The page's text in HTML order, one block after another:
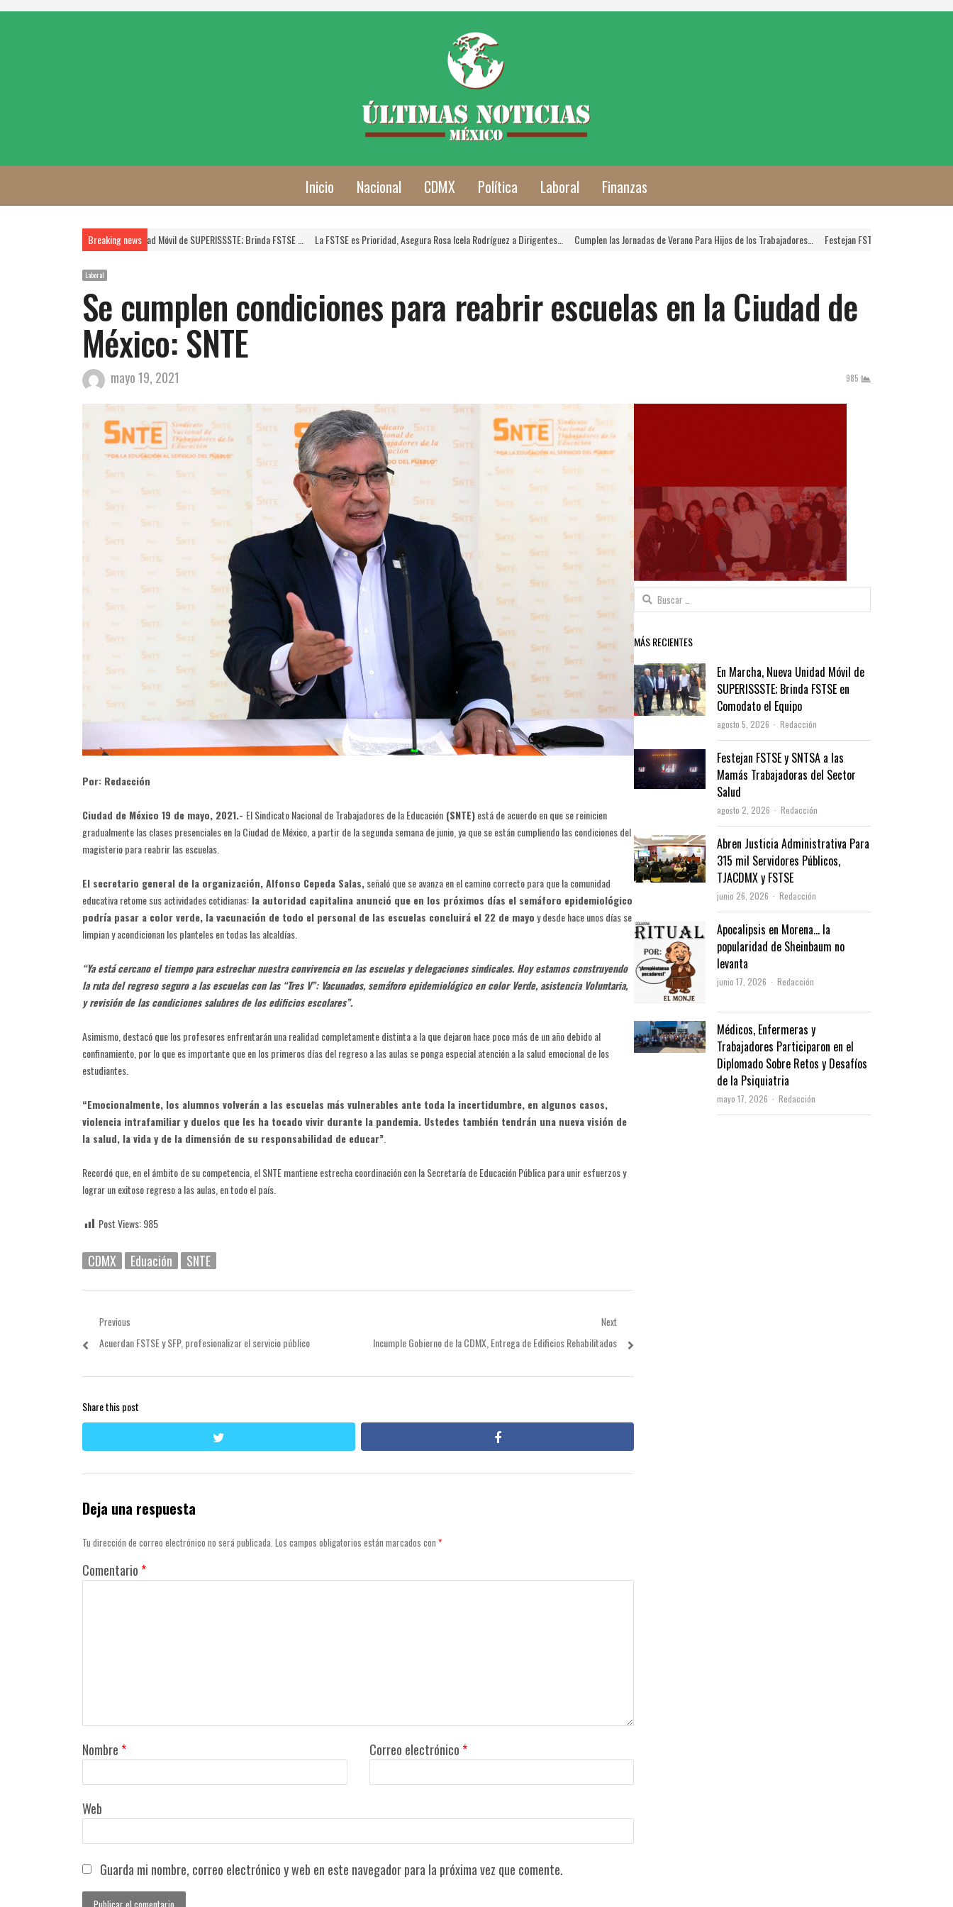
Inicio Nacional CDMX Política Laboral Finanzas
Breaking news
En Marcha, Nueva Unidad Móvil de SUPERISSSTE; Brinda FSTSE … La FSTSE es Prioridad, Asegura Rosa Icela Rodríguez a Dirigentes… Cumplen las Jornadas de Verano Para Hijos de los Trabajadores… Festejan FSTSE y SNTSA a las Mamás
Laboral
Se cumplen condiciones para reabrir escuelas en la Ciudad de
México: SNTE
mayo 19, 2021 985
Por: Redacción
Ciudad de México 19 de mayo, 2021.- El Sindicato Nacional de Trabajadores de la Educación (SNTE)está de acuerdo en que se reinicien
gradualmente las clases presenciales en la Ciudad de México, a partir de la segunda semana de junio, ya que se están cumpliendo las condiciones del
magisterio para reabrir las escuelas.
El secretario general de la organización, Alfonso Cepeda Salas,señaló que se avanza en el camino correcto para que la comunidad
educativa retome sus actividades cotidianas: la autoridad capitalina anunció que en los próximos días el semáforo epidemiológico
podría pasar a color verde, la vacunación de todo el personal de las escuelas concluirá el 22 de mayoy desde hace unos días se
limpian y acondicionan los planteles en todas las alcaldías.
“Ya está cercano el tiempo para estrechar nuestra convivencia en las escuelas y delegaciones sindicales. Hoy estamos construyendo
la ruta del regreso seguro a las escuelas con las “Tres V”: Vacunados, semáforo epidemiológico en color Verde, asistencia Voluntaria,
y revisión de las condiciones salubres de los edificios escolares”.
Asimismo, destacó que los profesores enfrentarán una realidad completamente distinta a la que dejaron hace poco más de un año debido al
confinamiento, por lo que es importante que en los primeros días del regreso a las aulas se ponga especial atención a la salud emocional de los
estudiantes.
“Emocionalmente, los alumnos volverán a las escuelas más vulnerables ante toda la incertidumbre, en algunos casos,
violencia intrafamiliar y duelos que les ha tocado vivir durante la pandemia. Ustedes también tendrán una nueva visión de
la salud, la vida y de la dimensión de su responsabilidad de educar”
Recordó que, en el ámbito de su competencia, el SNTE mantiene estrecha coordinación con la Secretaría de Educación Pública para unir esfuerzos y
lograr un exitoso regreso a las aulas, en todo el país.
Post Views:985
CDMX Eduación SNTE
Navegación
de
entradas
Previous
Previous
Acuerdan FSTSE y SFP, profesionalizar el servicio público
Next
Next
Incumple Gobierno de la CDMX, Entrega de Edificios Rehabilitados
Share this post
facebook
Deja una respuesta
Tu dirección de correo electrónico no será publicada. Los campos obligatorios están marcados con *
Comentario *
Nombre * Correo electrónico *
Web
Guarda mi nombre, correo electrónico y web en este navegador para la próxima vez que comente.
Buscar:
MÁS RECIENTES
En Marcha, Nueva Unidad Móvil de
SUPERISSSTE; Brinda FSTSE en
Comodato el Equipo
agosto 5, 2026 Author
Redacción
Festejan FSTSE y SNTSA a las
Mamás Trabajadoras del Sector
Salud
agosto 2, 2026 Author
Redacción
Abren Justicia Administrativa Para
315 mil Servidores Públicos,
TJACDMX y FSTSE
junio 26, 2026 Author
Redacción
Apocalipsis en Morena… la
popularidad de Sheinbaum no
levanta
junio 17, 2026 Author
Redacción
Médicos, Enfermeras y
Trabajadores Participaron en el
Diplomado Sobre Retos y Desafíos
de la Psiquiatria
mayo 17, 2026 Author
Redacción